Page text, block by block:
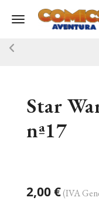
Toggle navigation
Star
nª17
2,00 €(IVA